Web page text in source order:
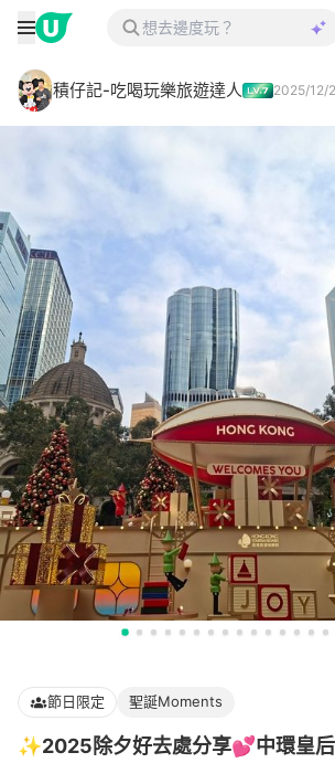
積仔記-吃喝玩樂旅遊達人 2025/12/
節日限定 聖誕Moments
✨2025除夕好去處分享💕中環皇后